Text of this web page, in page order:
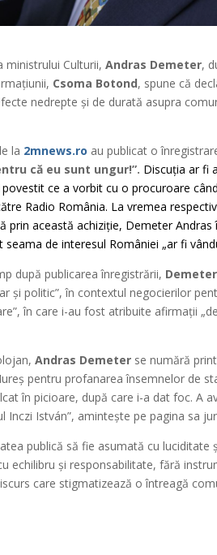
ministrului Culturii, Andras Demeter,
Csoma Botond, spune că
nedrepte și de durată asupra
la 2mnews.ro au publicat o
că eu sunt ungur!”. Discuția ar fi
ce a vorbit cu o procuroare
Radio România. La vremea
prin această achiziție, Demeter
seama de interesul României „ar fi
după publicarea înregistrării,
și politic”, în contextul negocierilor
în care i-au fost atribuite afirmații
Andras Demeter se numără
pentru profanarea însemnelor de
în picioare, după care i-a dat foc. A
István”, amintește pe pagina sa
publică să fie asumată cu luciditate
echilibru și responsabilitate, fără
care stigmatizează o întreagă